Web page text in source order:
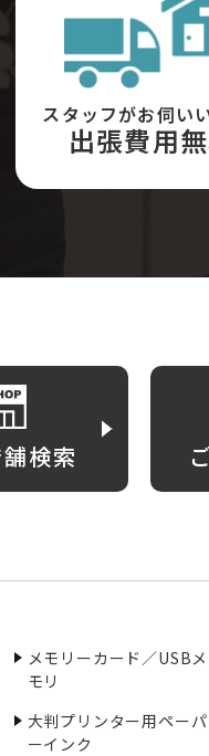
スタッフがお伺い
出張費用無
検索
メモリーカード／USBメ
モリ
大判プリンター用ペーパ
ーインク